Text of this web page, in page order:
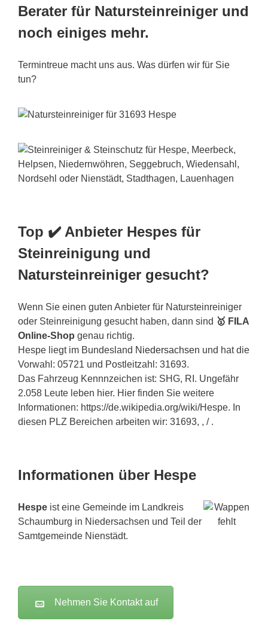
Berater für Natursteinreiniger und
noch einiges mehr.
Termintreue macht uns aus. Was dürfen wir für Sie
tun?
Top ✔️ Anbieter Hespes für
Steinreinigung und
Natursteinreiniger gesucht?
Wenn Sie einen guten Anbieter für Natursteinreiniger
oder Steinreinigung gesucht haben, dann sind 🥇 FILA
Online-Shop genau richtig.
Hespe liegt im Bundesland Niedersachsen und hat die
Vorwahl: 05721 und Postleitzahl: 31693.
Das Fahrzeug Kennnzeichen ist: SHG, RI. Ungefähr
2.058 Leute leben hier. Hier finden Sie weitere
Informationen: https://de.wikipedia.org/wiki/Hespe. In
diesen PLZ Bereichen arbeiten wir: 31693, , / .
Informationen über Hespe
Hespe ist eine Gemeinde im Landkreis
Schaumburg in Niedersachsen und Teil der
Samtgemeinde Nienstädt.
Nehmen Sie Kontakt auf